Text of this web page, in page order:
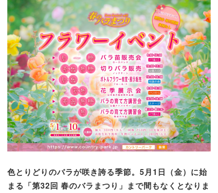
色とりどりのバラが咲き誇る季節。5月1日（金）に始
まる「第32回 春のバラまつり」まで間もなくとなりま